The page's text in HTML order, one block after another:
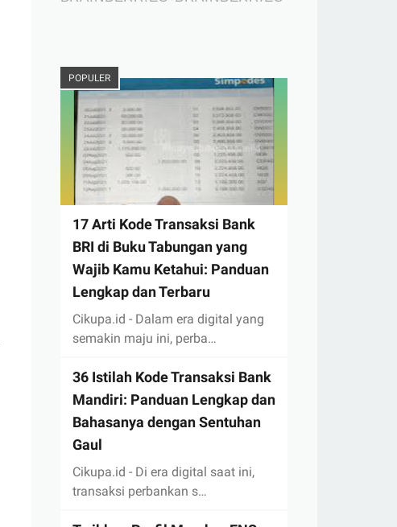
POPULER
17 Arti Kode Transaksi Bank
BRI di Buku Tabungan yang
Wajib Kamu Ketahui: Panduan
Lengkap dan Terbaru
Cikupa.id - Dalam era digital yang
semakin maju ini, perba…
36 Istilah Kode Transaksi Bank
Mandiri: Panduan Lengkap dan
Bahasanya dengan Sentuhan
Gaul
Cikupa.id - Di era digital saat ini,
transaksi perbankan s…